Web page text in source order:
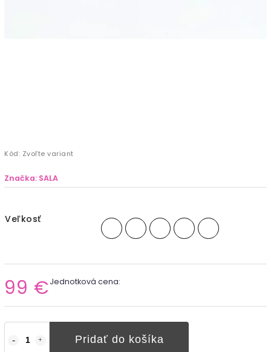
Kód: Zvoľte variant
Značka: SALA
Veľkosť
99 €Jednotková cena:
Pridať do košíka